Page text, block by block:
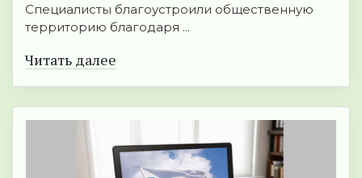
Специалисты благоустроили общественную
территорию благодаря ...
Читать далее